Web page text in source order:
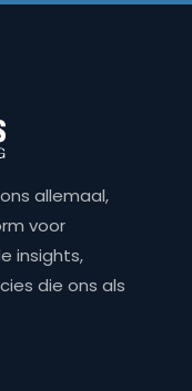
allemaal,
voor
insights,
die ons als